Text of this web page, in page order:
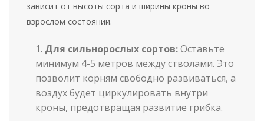
зависит от высоты сорта и ширины кроны во
взрослом состоянии.
Для сильнорослых сортов:Оставьте
минимум 4-5 метров между стволами. Это
позволит корням свободно развиваться, а
воздух будет циркулировать внутри
кроны, предотвращая развитие грибка.